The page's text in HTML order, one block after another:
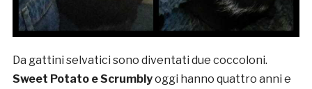
Da gattini selvatici sono diventati due coccoloni.
Sweet Potato e Scrumblyoggi hanno quattro anni e